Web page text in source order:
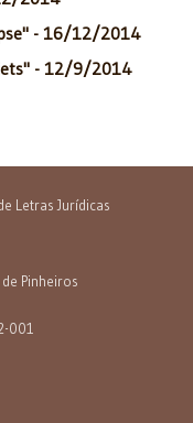
- 16/12/2014
- 12/9/2014
Letras Jurídicas
Pinheiros
001